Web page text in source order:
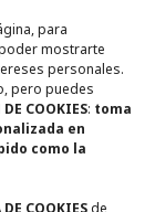
para
mostrarte
personales.
pero puedes
COOKIES: toma
en
como la
COOKIESde